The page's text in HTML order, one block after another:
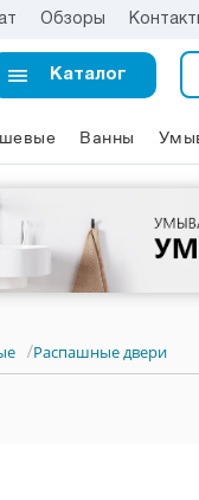
Обзоры
Каталог
Ванны
/Распашные двери